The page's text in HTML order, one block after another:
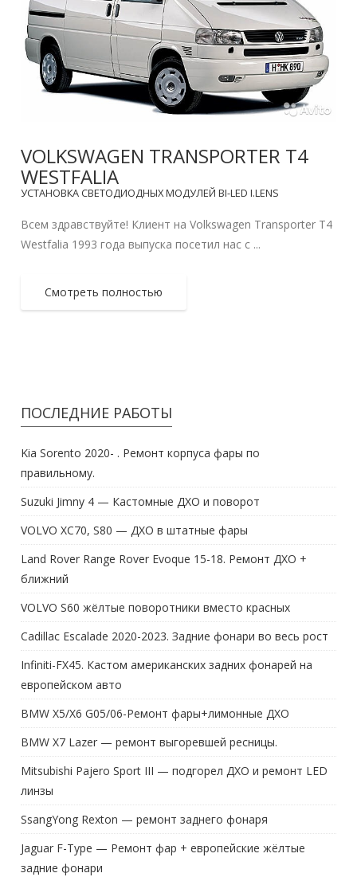
VOLKSWAGEN TRANSPORTER T4
WESTFALIA
УСТАНОВКА СВЕТОДИОДНЫХ МОДУЛЕЙ BI-LED I.LENS
Всем здравствуйте! Клиент на Volkswagen Transporter T4
Westfalia 1993 года выпуска посетил нас с ...
Смотреть полностью
ПОСЛЕДНИЕ РАБОТЫ
Kia Sorento 2020- . Ремонт корпуса фары по
правильному.
Suzuki Jimny 4 — Кастомные ДХО и поворот
VOLVO XC70, S80 — ДХО в штатные фары
Land Rover Range Rover Evoque 15-18. Ремонт ДХО +
ближний
VOLVO S60 жёлтые поворотники вместо красных
Cadillac Escalade 2020-2023. Задние фонари во весь рост
Infiniti-FX45. Кастом американских задних фонарей на
европейском авто
BMW X5/X6 G05/06-Ремонт фары+лимонные ДХО
BMW X7 Lazer — ремонт выгоревшей ресницы.
Mitsubishi Pajero Sport III — подгорел ДХО и ремонт LED
линзы
SsangYong Rexton — ремонт заднего фонаря
Jaguar F-Type — Ремонт фар + европейские жёлтые
задние фонари